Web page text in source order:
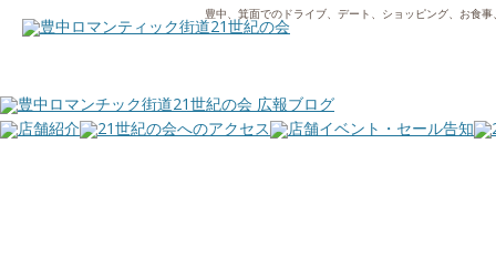
豊中、箕面でのドライブ、デート、ショッピング、お食